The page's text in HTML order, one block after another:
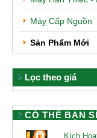
Máy Cấp Nguồn
Sản Phẩm Mới
Lọc theo giá
CÓ THỂ BẠN
Kích